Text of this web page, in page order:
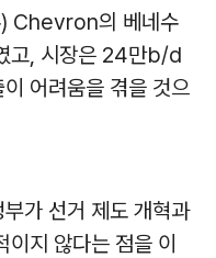
) Chevron의 베네수
고, 시장은 24만b/d
어려움을 겪을 것으
가 선거 제도 개혁과
지 않다는 점을 이